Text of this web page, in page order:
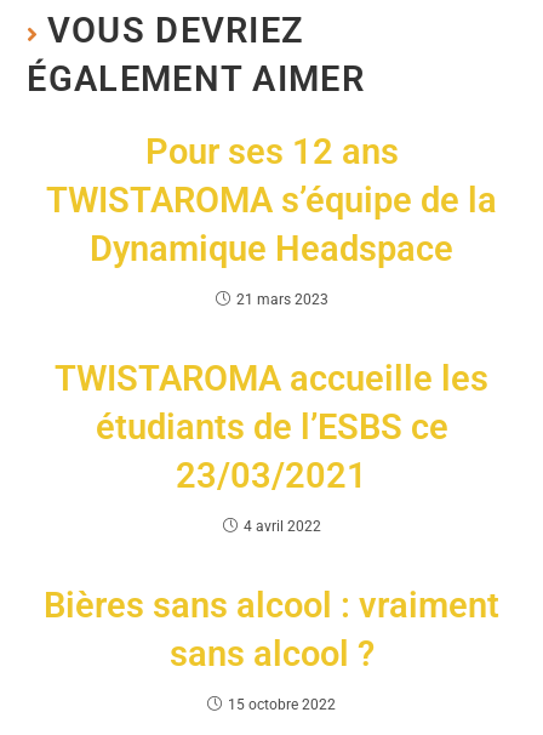
VOUS DEVRIEZ
ÉGALEMENT AIMER
Pour ses 12 ans
TWISTAROMA s’équipe de la
Dynamique Headspace
21 mars 2023
TWISTAROMA accueille les
étudiants de l’ESBS ce
23/03/2021
4 avril 2022
Bières sans alcool : vraiment
sans alcool ?
15 octobre 2022